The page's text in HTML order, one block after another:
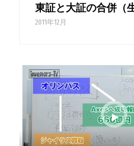
東証と大証の合併（
2011年12月